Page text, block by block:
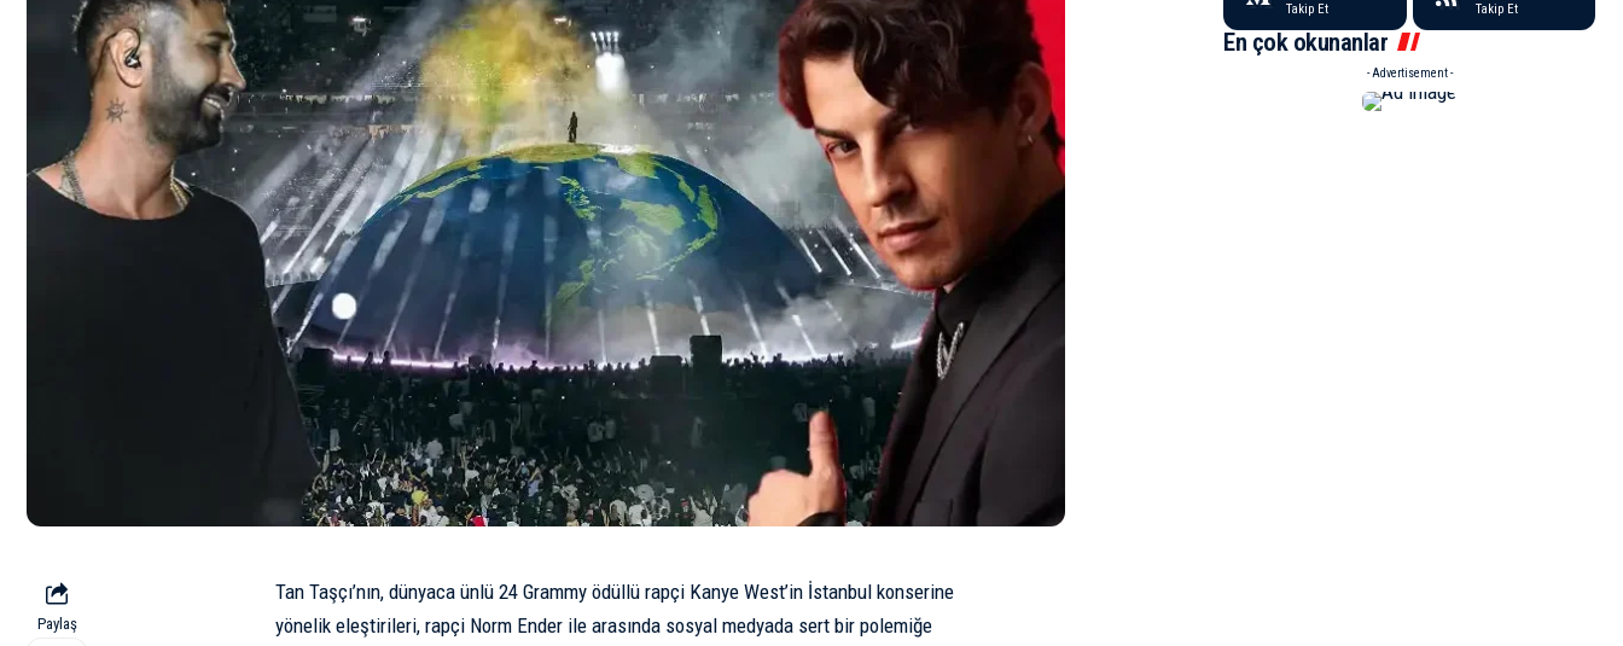
Paylaş
Tan Taşçı’nın, dünyaca ünlü 24 Grammy ödüllü rapçi Kanye West’in İstanbul konserine
yönelik eleştirileri, rapçi Norm Enderile arasında sosyal medyada sert bir polemiğe
Takip Et Takip Et
En çok okunanlar
- Advertisement -